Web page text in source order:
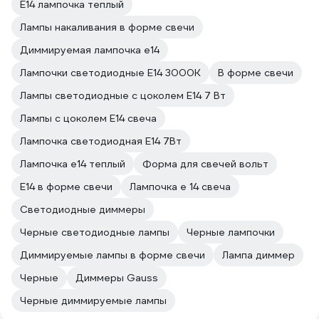
E14 лампочка теплый
Лампы накаливания в форме свечи
Диммируемая лампочка е14
Лампочки светодиодные E14 3000К
В форме свечи
Лампы светодиодные с цоколем E14 7 Вт
Лампы с цоколем Е14 свеча
Лампочка светодиодная E14 7Вт
Лампочка е14 теплый
Форма для свечей вольт
E14 в форме свечи
Лампочка е 14 свеча
Светодиодные диммеры
Черные светодиодные лампы
Черные лампочки
Диммируемые лампы в форме свечи
Лампа диммер
Черные
Диммеры Gauss
Черные диммируемые лампы